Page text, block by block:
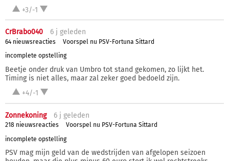
+3/-1
CrBrabo040 6 j geleden
64 nieuwsreacties
Voorspel nu PSV-Fortuna Sittard
incomplete opstelling
Beetje onder druk van Umbro tot stand gekomen, zo lijkt het.
Timing is niet alles, maar zal zeker goed bedoeld zijn.
+4/-1
Zonnekoning 6 j geleden
218 nieuwsreacties
Voorspel nu PSV-Fortuna Sittard
incomplete opstelling
PSV mag mijn geld van de wedstrijden van afgelopen seizoen